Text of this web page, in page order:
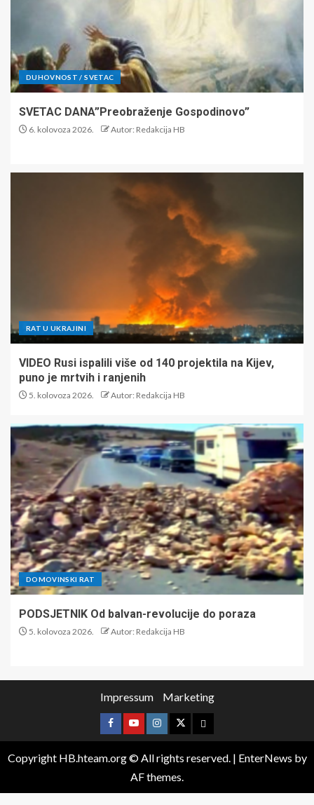
DUHOVNOST / SVETAC
SVETAC DANA”Preobraženje Gospodinovo”
6. kolovoza 2026. Autor: Redakcija HB
RAT U UKRAJINI
VIDEO Rusi ispalili više od 140 projektila na Kijev,
puno je mrtvih i ranjenih
5. kolovoza 2026. Autor: Redakcija HB
DOMOVINSKI RAT
PODSJETNIK Od balvan-revolucije do poraza
5. kolovoza 2026. Autor: Redakcija HB
Impressum Marketing
Copyright HB.hteam.org © All rights reserved. | EnterNews by
AF themes.